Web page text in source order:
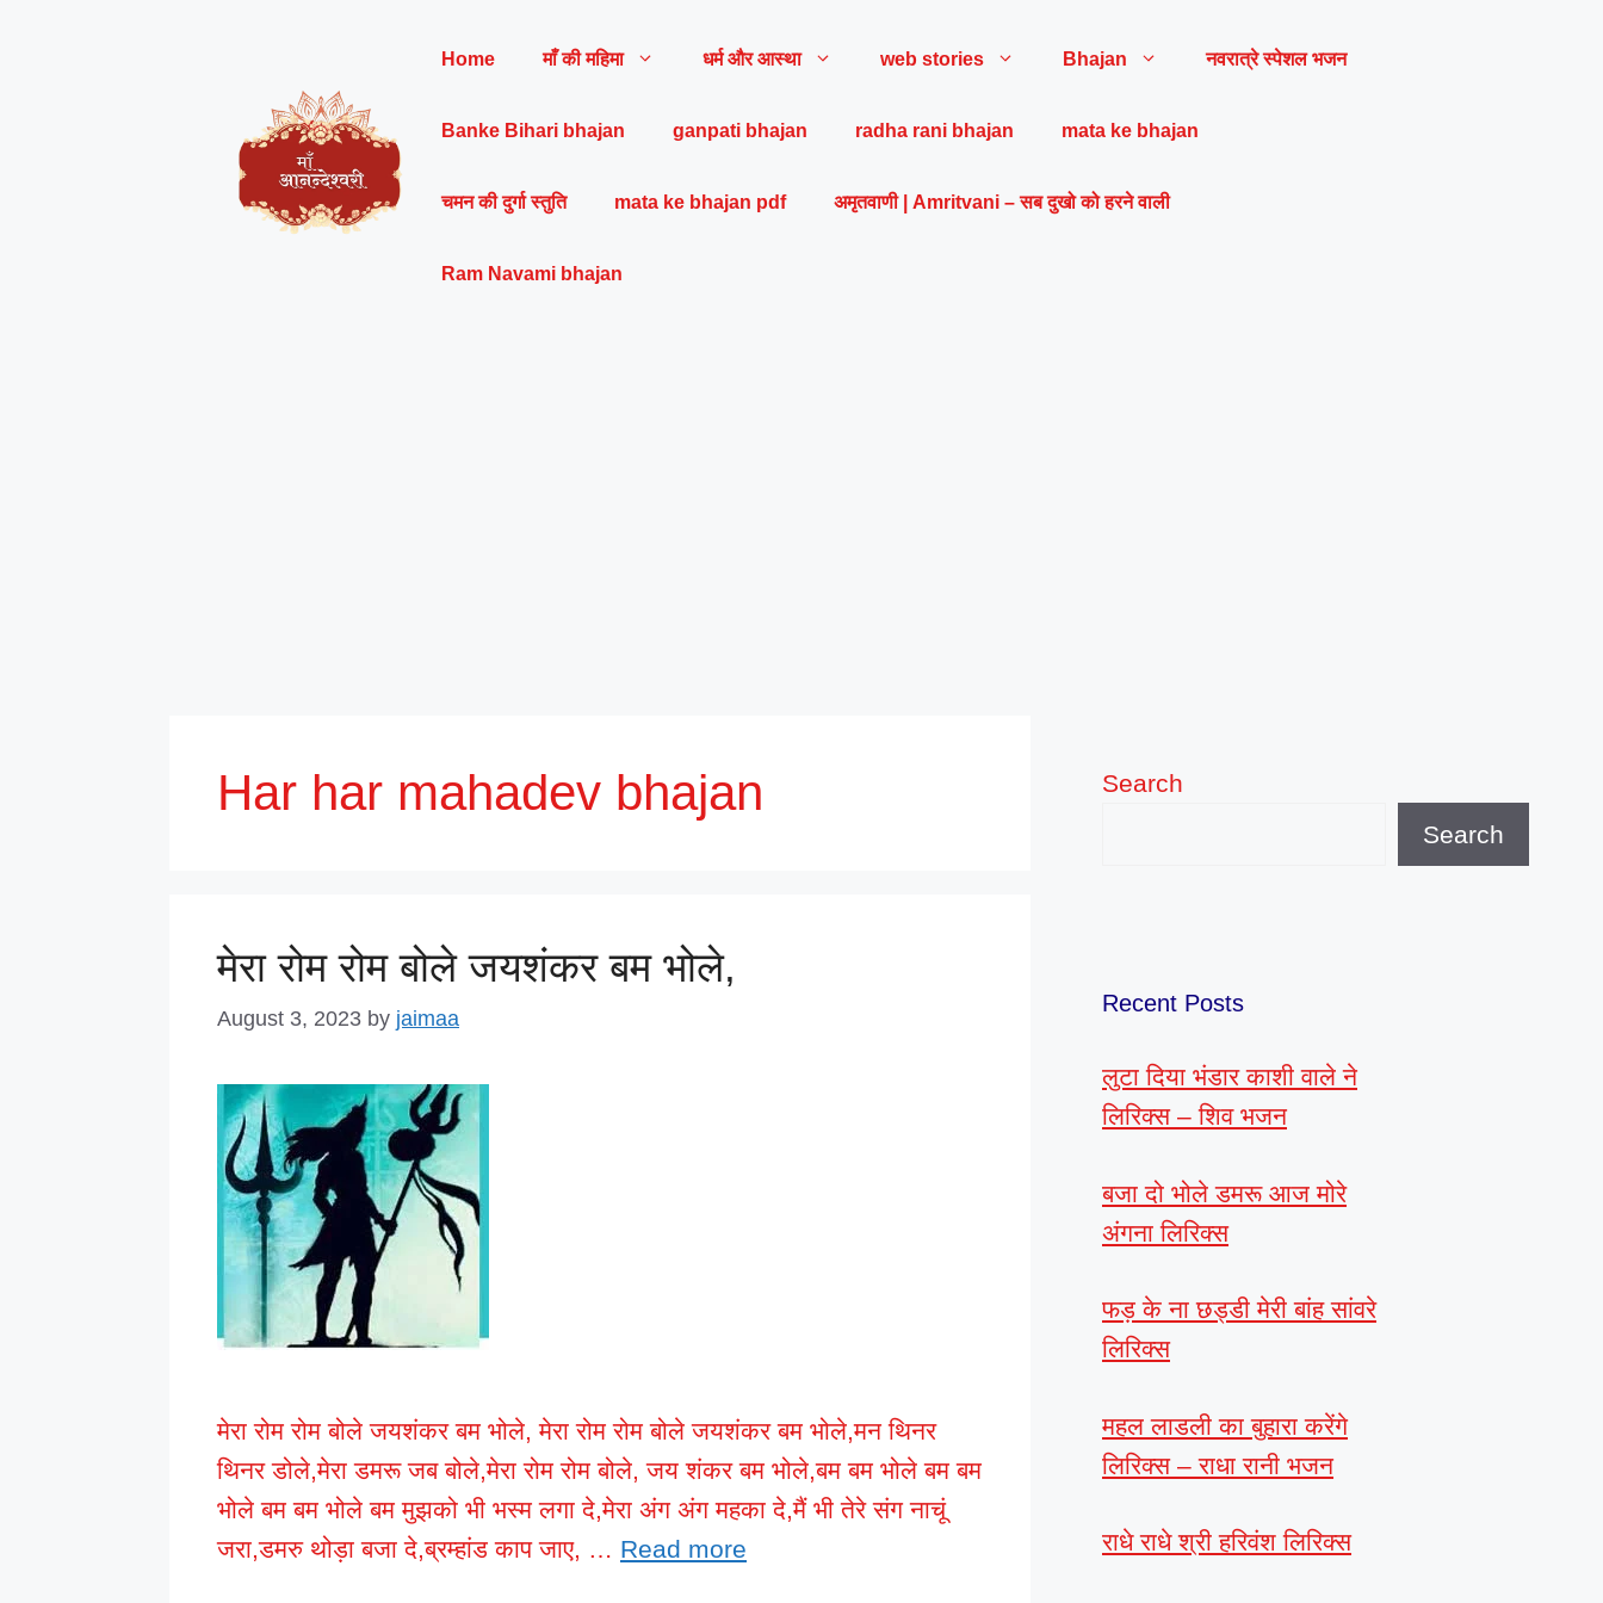
Home माँ की महिमा धर्म और आस्था web stories Bhajan नवरात्रे स्पेशल भजन
Banke Bihari bhajan ganpati bhajan radha rani bhajan mata ke bhajan
चमन की दुर्गा स्तुति mata ke bhajan pdf अमृतवाणी | Amritvani – सब दुखो को हरने वाली
Ram Navami bhajan
Har har mahadev bhajan
मेरा रोम रोम बोले जयशंकर बम भोले,
August 3, 2023 by jaimaa
मेरा रोम रोम बोले जयशंकर बम भोले, मेरा रोम रोम बोले जयशंकर बम भोले,मन थिनर
थिनर डोले,मेरा डमरू जब बोले,मेरा रोम रोम बोले, जय शंकर बम भोले,बम बम भोले बम बम
भोले बम बम भोले बम मुझको भी भस्म लगा दे,मेरा अंग अंग महका दे,मैं भी तेरे संग नाचूं
जरा,डमरु थोड़ा बजा दे,ब्रम्हांड काप जाए, … Read more
Search
Search
Recent Posts
लुटा दिया भंडार काशी वाले ने
लिरिक्स – शिव भजन
बजा दो भोले डमरू आज मोरे
अंगना लिरिक्स
फड़ के ना छड्डी मेरी बांह सांवरे
लिरिक्स
महल लाडली का बुहारा करेंगे
लिरिक्स – राधा रानी भजन
राधे राधे श्री हरिवंश लिरिक्स